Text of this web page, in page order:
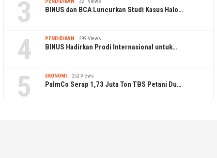
3 PENDIDIKAN 321 Views
BINUS dan BCA Luncurkan Studi Kasus Halo…
4 PENDIDIKAN 299 Views
BINUS Hadirkan Prodi Internasional untuk…
5 EKONOMI 252 Views
PalmCo Serap 1,73 Juta Ton TBS Petani Du…